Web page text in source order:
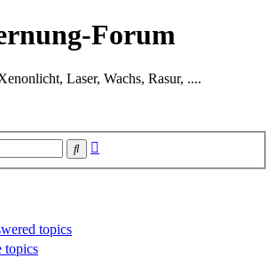
Forum
Laser, Wachs, Rasur, ....
Search
topics
topics